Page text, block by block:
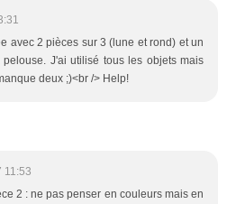
avec 2 pièces sur 3 (lune et rond) et un
J'ai utilisé tous les objets mais
deux ;)<br /> Help!
11:53
2 : ne pas penser en couleurs mais en